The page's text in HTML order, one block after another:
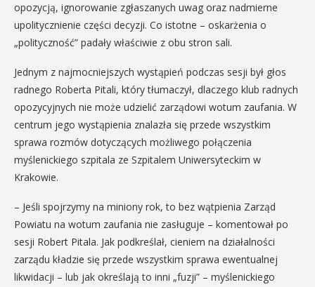
opozycją, ignorowanie zgłaszanych uwag oraz nadmierne
upolitycznienie części decyzji. Co istotne – oskarżenia o
„polityczność” padały właściwie z obu stron sali.
Jednym z najmocniejszych wystąpień podczas sesji był głos
radnego Roberta Pitali, który tłumaczył, dlaczego klub radnych
opozycyjnych nie może udzielić zarządowi wotum zaufania. W
centrum jego wystąpienia znalazła się przede wszystkim
sprawa rozmów dotyczących możliwego połączenia
myślenickiego szpitala ze Szpitalem Uniwersyteckim w
Krakowie.
– Jeśli spojrzymy na miniony rok, to bez wątpienia Zarząd
Powiatu na wotum zaufania nie zasługuje – komentował po
sesji Robert Pitala. Jak podkreślał, cieniem na działalności
zarządu kładzie się przede wszystkim sprawa ewentualnej
likwidacji – lub jak określają to inni „fuzji” – myślenickiego